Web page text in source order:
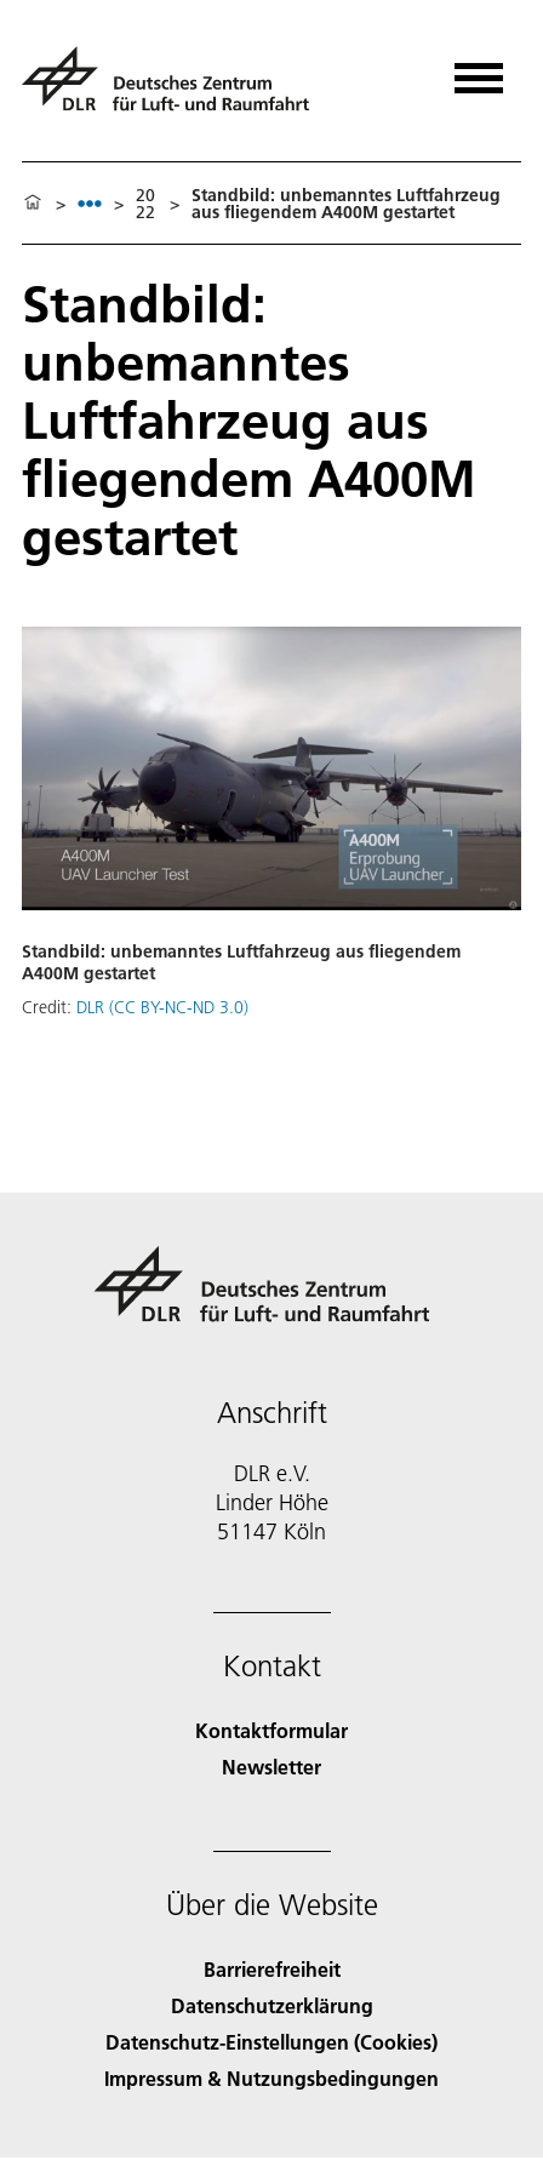
> > 20
22 > Standbild: unbemanntes Luftfahrzeug
aus fliegendem A400M gestartet
Standbild:
unbemanntes
Luftfahrzeug aus
fliegendem A400M
gestartet
Standbild: unbemanntes Luftfahrzeug aus fliegendem
A400M gestartet
Credit: DLR (CC BY-NC-ND 3.0)
Anschrift
DLR e.V.
Linder Höhe
51147 Köln
Kontakt
Kontaktformular
Newsletter
Über die Website
Barrierefreiheit
Datenschutzerklärung
Datenschutz-Einstellungen (Cookies)
Impressum & Nutzungsbedingungen